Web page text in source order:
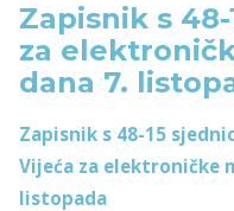
Zapisnik s
za
dana 7.
Zapisnik s 48-15
Vijeća za elektroničke
listopada